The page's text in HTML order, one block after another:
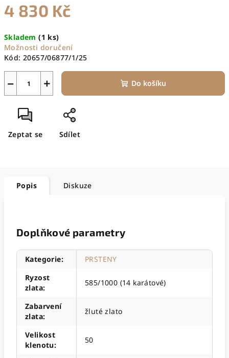
4 830 Kč
cena:
Skladem(1 ks)
Možnosti doručení
Kód: 20657/06877/1/25
+
− Do košíku
Zeptat se Sdílet
Popis Diskuze
Doplňkové parametry
Kategorie:
PRSTENY
Ryzost
zlata:
585/1000 (14 karátové)
Zabarvení
zlata:
žluté zlato
Velikost
klenotu:
50